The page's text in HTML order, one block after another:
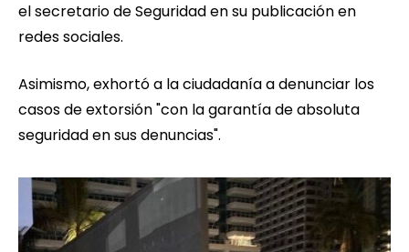
el secretario de Seguridad en su publicación en
redes sociales.
Asimismo, exhortó a la ciudadanía a denunciar los
casos de extorsión "con la garantía de absoluta
seguridad en sus denuncias".